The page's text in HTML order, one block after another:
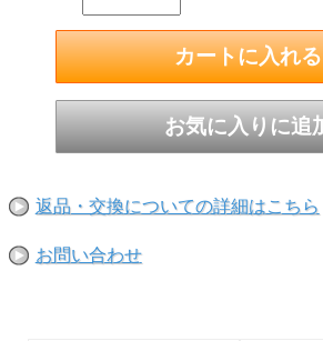
トリプルコーティングが美しいカ
軽く、割れやひび割れに強いクロスグ
返品・交換についての詳細はこちら
お問い合わせ